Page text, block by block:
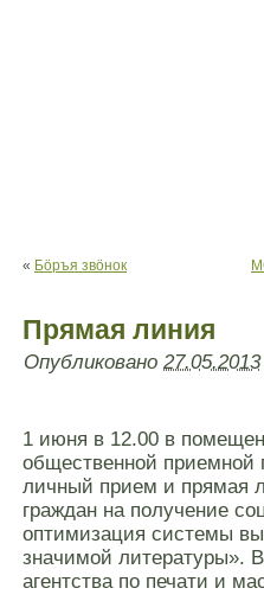
« Бöръя звöнок
Прямая линия
Опубликовано 27.05.2013
1 июня в 12.00 в
общественной приемной
личный прием и прямая
граждан на получение
оптимизация системы
значимой литературы».
агентства по печати и